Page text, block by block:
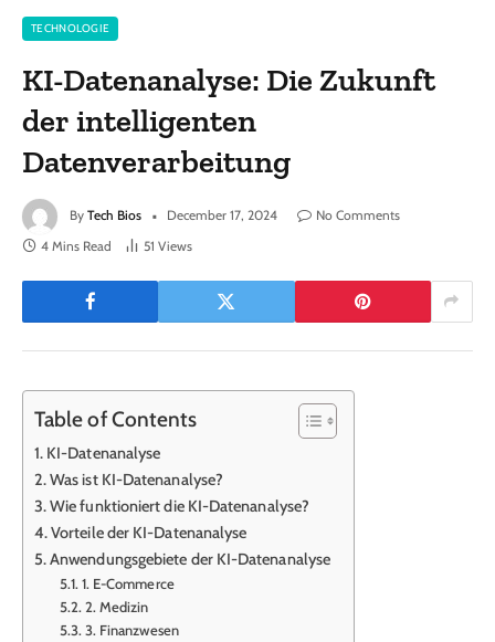
TECHNOLOGIE
KI-Datenanalyse: Die Zukunft
der intelligenten
Datenverarbeitung
By Tech Bios December 17, 2024
No Comments
4 Mins Read
51 Views
Table of Contents
KI-Datenanalyse
Was ist KI-Datenanalyse?
Wie funktioniert die KI-Datenanalyse?
Vorteile der KI-Datenanalyse
Anwendungsgebiete der KI-Datenanalyse
1. E-Commerce
2. Medizin
3. Finanzwesen